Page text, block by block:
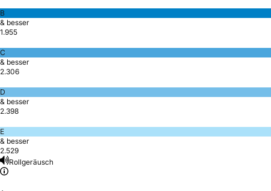
B
& besser
1.955
C
& besser
2.306
D
& besser
2.398
E
& besser
2.529
Rollgeräusch